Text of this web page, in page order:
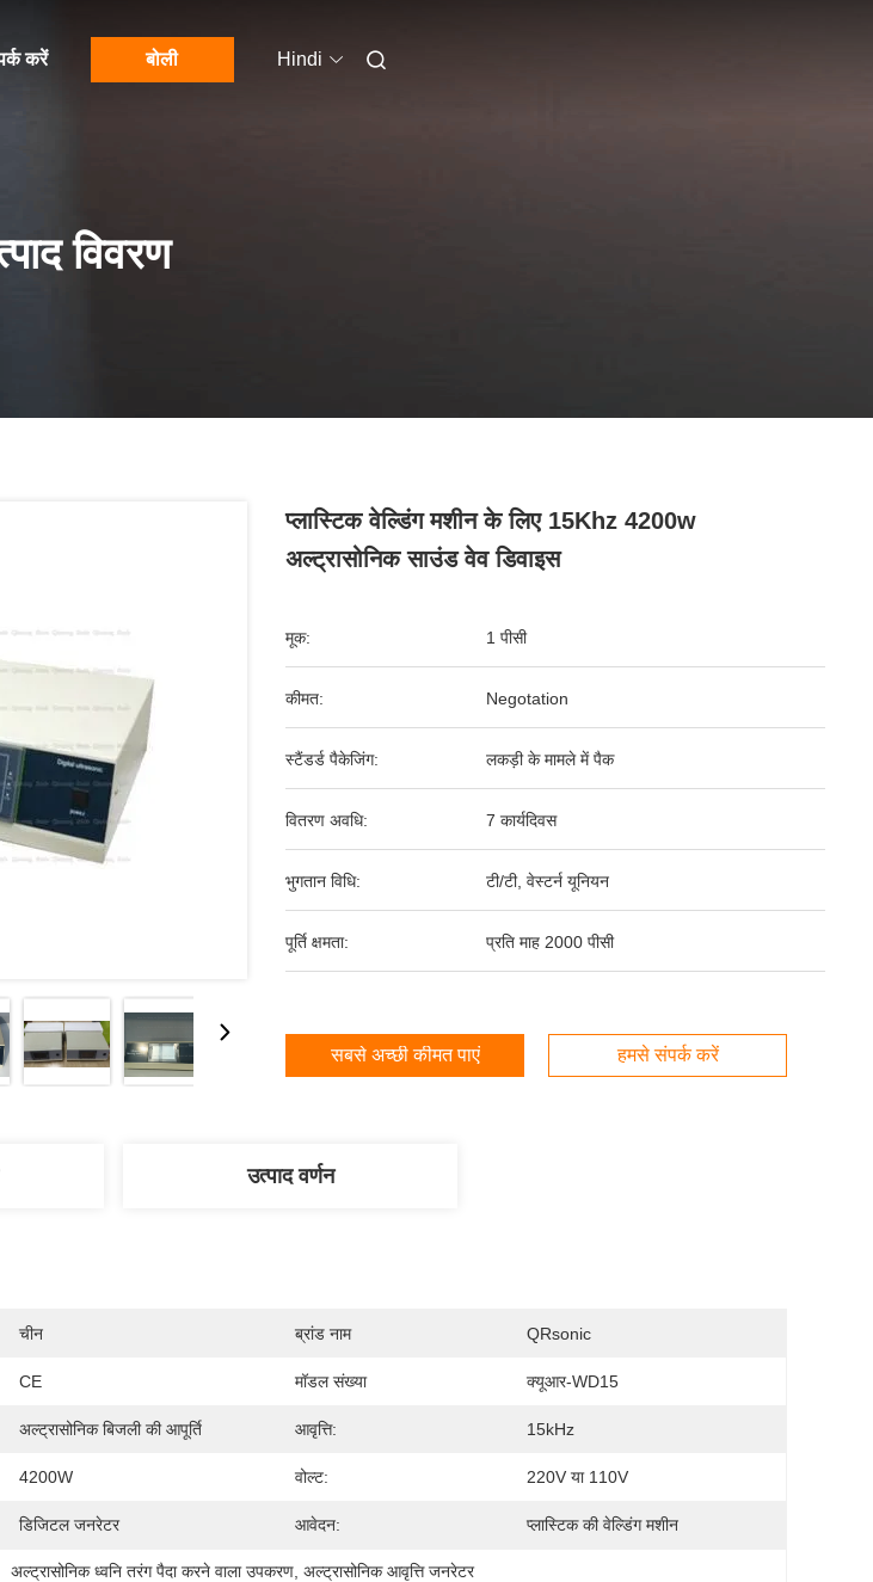
करें बोली Hindi
विवरण
प्लास्टिक वेल्डिंग मशीन के लिए 15Khz 4200w
अल्ट्रासोनिक साउंड वेव डिवाइस
मूक: 1 पीसी
कीमत: Negotation
स्टैंडर्ड पैकेजिंग: लकड़ी के मामले में पैक
वितरण अवधि: 7 कार्यदिवस
भुगतान विधि: टी/टी, वेस्टर्न यूनियन
पूर्ति क्षमता: प्रति माह 2000 पीसी
सबसे अच्छी कीमत पाएं हमसे संपर्क करें
उत्पाद वर्णन
चीन ब्रांड नाम QRsonic
CE मॉडल संख्या क्यूआर-WD15
अल्ट्रासोनिक बिजली की आपूर्ति आवृत्ति: 15kHz
4200W वोल्ट: 220V या 110V
डिजिटल जनरेटर आवेदन: प्लास्टिक की वेल्डिंग मशीन
अल्ट्रासोनिक ध्वनि तरंग पैदा करने वाला उपकरण , अल्ट्रासोनिक आवृत्ति जनरेटर